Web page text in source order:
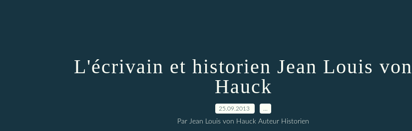
L'écrivain et historien Jean Louis von
Hauck
25.09.2013
Par Jean Louis von Hauck Auteur Historien